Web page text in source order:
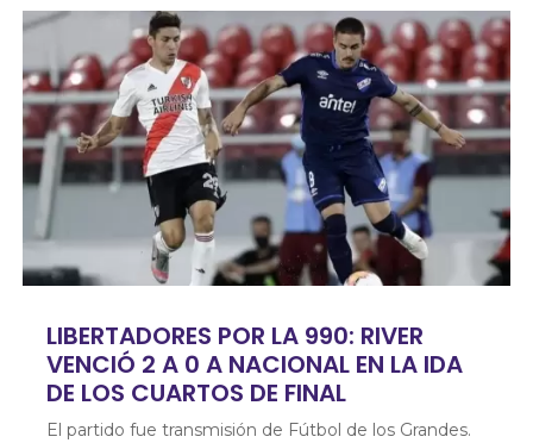
LIBERTADORES POR LA 990: RIVER
VENCIÓ 2 A 0 A NACIONAL EN LA IDA
DE LOS CUARTOS DE FINAL
El partido fue transmisión de Fútbol de los Grandes.